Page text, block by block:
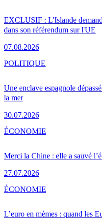
EXCLUSIF : L'Islande
dans son référendum sur l'UE
07.08.2026
Une enclave espagnole
la mer
30.07.2026
POLITIQUE
Merci la Chine : elle a sauvé
27.07.2026
ÉCONOMIE
L’euro en mèmes : quand les
ÉCONOMIE